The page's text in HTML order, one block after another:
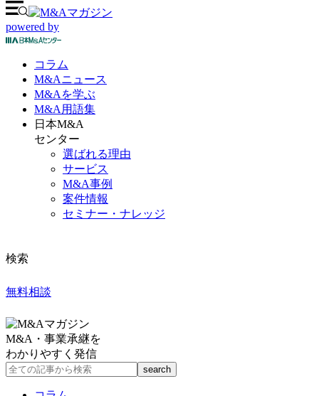
powered by
コラム
M&Aニュース
M&Aを学ぶ
M&A 用語集
日本M&A
センター
選ばれる理由
サービス
M&A事例
案件情報
セミナー・ナレッジ
検索
無料相談
M&A・事業承継を
わかりやすく発信